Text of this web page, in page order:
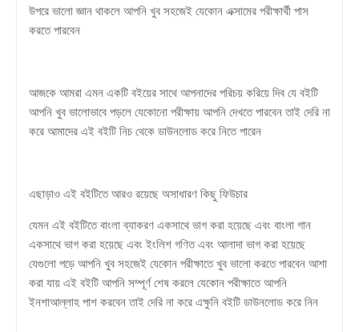
উপরে ভালো জ্ঞান থাকলে আপনি খুব সহজেই যেকোন এক্সামের পরীক্ষার্থী পাস
করতে পারবেন
আজকে আমরা এমন একটি বইয়ের সাথে আপনাদের পরিচয় করিয়ে দিব যে বইটি
আপনি খুব ভালোভাবে পড়লে যেকোনো পরীক্ষায় আপনি দেখতে পারবেন তাই দেরি না
করে আমাদের এই বইটি নিচ থেকে ডাউনলোড করে নিতে পারেন
এছাড়াও এই বইটিতে আরও রয়েছে অসাধারণ কিছু ফিউচার
যেমন এই বইটিতে বাংলা ব্যাকরণ একসাথে ভাগ করা হয়েছে এবং বাংলা গান
একসাথে ভাগ করা হয়েছে এবং ইংলিশ গণিত এবং আলাদা ভাগ করা হয়েছে
যেগুলো পড়ে আপনি খুব সহজেই যেকোন পরীক্ষাতে খুব ভালো করতে পারবেন আশা
করা যায় এই বইটি আপনি সম্পূর্ণ শেষ করলে যেকোন পরীক্ষাতে আপনি
ইনশাআল্লাহ পাশ করবেন তাই দেরি না করে এক্ষুনি বইটি ডাউনলোড করে নিন